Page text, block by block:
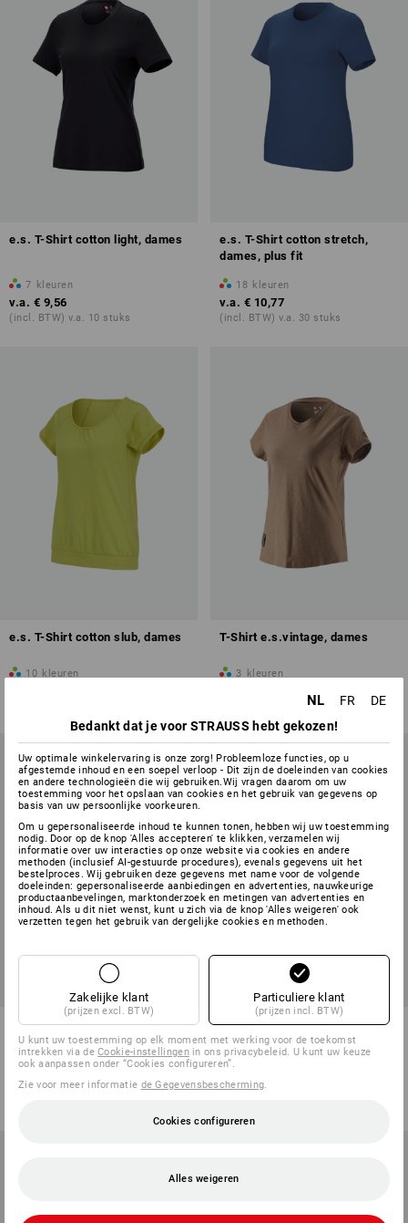
e.s. T-Shirt cotton light, dames
7 kleuren
v.a. € 9,56
(incl. BTW) v.a. 10 stuks
e.s. T-Shirt cotton stretch,
dames, plus fit
18 kleuren
v.a. € 10,77
(incl. BTW) v.a. 30 stuks
e.s. T-Shirt cotton slub, dames
10 kleuren
T-Shirt e.s.vintage, dames
3 kleuren
(incl. BTW) v.a. 10 stuks
T-Shirt e.s.motion ten pure,
dames
5 kleuren
v.a. € 18,03
e.s. T-Shirt strauss works,
dames
€ 19,24€ 9,67
NL FR
DE
Bedankt dat je voor STRAUSS hebt gekozen!
Uw optimale winkelervaring is onze zorg! Probleemloze functies, op u
afgestemde inhoud en een soepel verloop - Dit zijn de doeleinden van cookies
en andere technologieën die wij gebruiken.Wij vragen daarom om uw
toestemming voor het opslaan van cookies en het gebruik van gegevens op
basis van uw persoonlijke voorkeuren.
Om u gepersonaliseerde inhoud te kunnen tonen, hebben wij uw toestemming
nodig. Door op de knop 'Alles accepteren' te klikken, verzamelen wij
informatie over uw interacties op onze website via cookies en andere
methoden (inclusief AI-gestuurde procedures), evenals gegevens uit het
bestelproces. Wij gebruiken deze gegevens met name voor de volgende
doeleinden: gepersonaliseerde aanbiedingen en advertenties, nauwkeurige
productaanbevelingen, marktonderzoek en metingen van advertenties en
inhoud. Als u dit niet wenst, kunt u zich via de knop 'Alles weigeren' ook
verzetten tegen het gebruik van dergelijke cookies en methoden.
Zakelijke klant
(prijzen excl. BTW)
Particuliere klant
(prijzen incl. BTW)
U kunt uw toestemming op elk moment met werking voor de toekomst
intrekken via deCookie-instellingenin ons privacybeleid. U kunt uw keuze
ook aanpassen onder “Cookies configureren”.
Zie voor meer informatie de Gegevensbescherming.
Cookies configureren
Alles weigeren